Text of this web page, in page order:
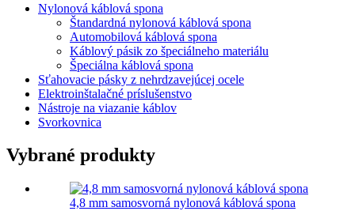
Nylonová káblová spona
Štandardná nylonová káblová spona
Automobilová káblová spona
Káblový pásik zo špeciálneho materiálu
Špeciálna káblová spona
Sťahovacie pásky z nehrdzavejúcej ocele
Elektroinštalačné príslušenstvo
Nástroje na viazanie káblov
Svorkovnica
Vybrané produkty
4,8 mm samosvorná nylonová káblová spona